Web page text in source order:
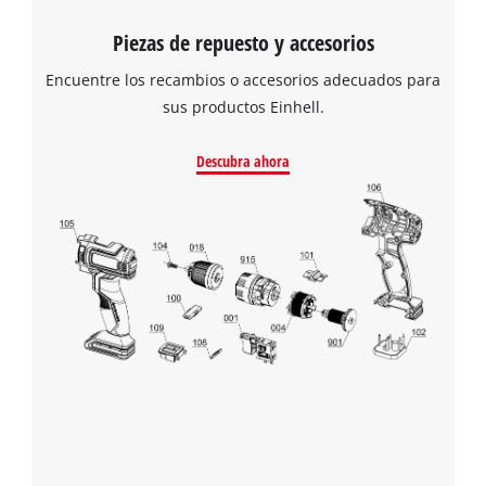
Piezas de repuesto y accesorios
Encuentre los recambios o accesorios adecuados para
sus productos Einhell.
Descubra ahora